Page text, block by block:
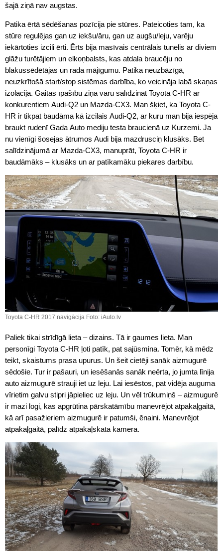
šajā ziņā nav augstas.
Patika ērtā sēdēšanas pozīcija pie stūres. Pateicoties tam, ka
stūre regulējas gan uz iekšu/āru, gan uz augšu/leju, varēju
iekārtoties izcili ērti. Ērts bija masīvais centrālais tunelis ar diviem
glāžu turētājiem un elkoņbalsts, kas atdala braucēju no
blakussēdētājas un rada mājīgumu. Patika neuzbāzīgā,
neuzkrītošā start/stop sistēmas darbība, ko veicināja labā skaņas
izolācija. Gaitas īpašību ziņā varu salīdzināt Toyota C-HR ar
konkurentiem Audi-Q2 un Mazda-CX3. Man šķiet, ka Toyota C-
HR ir tikpat baudāma kā izcilais Audi-Q2, ar kuru man bija iespēja
braukt rudenī Gada Auto mediju testa braucienā uz Kurzemi. Ja
nu vienīgi šosejas ātrumos Audi bija mazdrusciņ klusāks. Bet
salīdzinājumā ar Mazda-CX3, manuprāt, Toyota C-HR ir
baudāmāks – klusāks un ar patīkamāku piekares darbību.
Toyota C-HR 2017 navigācija Foto: iAuto.lv
Paliek tikai strīdīgā lieta – dizains. Tā ir gaumes lieta. Man
personīgi Toyota C-HR ļoti patīk, pat sajūsmina. Tomēr, kā mēdz
teikt, skaistums prasa upurus. Un šeit cietēji sanāk aizmugurē
sēdošie. Tur ir pašauri, un iesēšanās sanāk neērta, jo jumta līnija
auto aizmugurē strauji iet uz leju. Lai iesēstos, pat vidēja auguma
vīrietim galvu stipri jāpieliec uz leju. Un vēl trūkumiņš – aizmugurē
ir mazi logi, kas apgrūtina pārskatāmību manevrējot atpakaļgaitā,
kā arī pasažieriem aizmugurē ir patumši, ēnaini. Manevrējot
atpakaļgaitā, palīdz atpakaļskata kamera.